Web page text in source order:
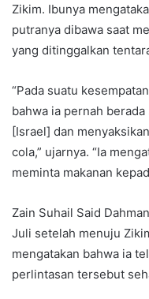
Zikim. Ibunya
putranya dibawa saat
yang ditinggalkan
“Pada suatu
bahwa ia pernah
[Israel] dan
cola,” ujarnya. “Ia
meminta makanan
Zain Suhail Said
Juli setelah menuju
mengatakan bahwa ia
perlintasan tersebut